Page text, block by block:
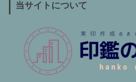
当サイトについて